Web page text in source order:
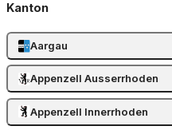
Kanton
Aargau
Appenzell Ausserrhoden
Appenzell Innerrhoden